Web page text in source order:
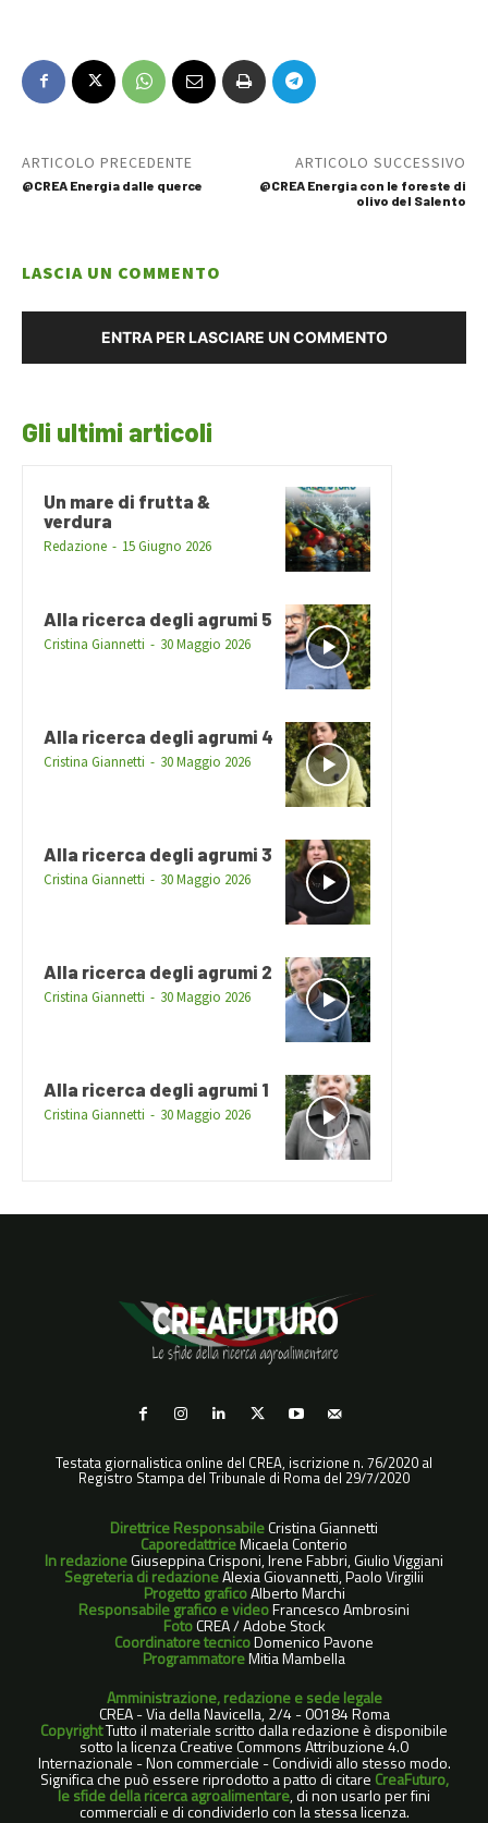
ARTICOLO PRECEDENTE
@CREA Energia dalle querce
ARTICOLO SUCCESSIVO
@CREA Energia con le foreste di
olivo del Salento
LASCIA UN COMMENTO
ENTRA PER LASCIARE UN COMMENTO
Gli ultimi articoli
Un mare di frutta &
verdura
Redazione - 15 Giugno 2026
Alla ricerca degli agrumi 5
Cristina Giannetti - 30 Maggio 2026
Alla ricerca degli agrumi 4
Cristina Giannetti - 30 Maggio 2026
Alla ricerca degli agrumi 3
Cristina Giannetti - 30 Maggio 2026
Alla ricerca degli agrumi 2
Cristina Giannetti - 30 Maggio 2026
Alla ricerca degli agrumi 1
Cristina Giannetti - 30 Maggio 2026
Testata giornalistica online del CREA, iscrizione n. 76/2020 al
Registro Stampa del Tribunale di Roma del 29/7/2020
Direttrice ResponsabileCristina Giannetti
CaporedattriceMicaela Conterio
In redazioneGiuseppina Crisponi, Irene Fabbri, Giulio Viggiani
Segreteria di redazioneAlexia Giovannetti, Paolo Virgilii
Progetto graficoAlberto Marchi
Responsabile grafico e videoFrancesco Ambrosini
FotoCREA / Adobe Stock
Coordinatore tecnicoDomenico Pavone
ProgrammatoreMitia Mambella
Amministrazione, redazione e sede legale
CREA - Via della Navicella, 2/4 - 00184 Roma
CopyrightTutto il materiale scritto dalla redazione è disponibile
sotto la licenza Creative Commons Attribuzione 4.0
Internazionale - Non commerciale - Condividi allo stesso modo.
Significa che può essere riprodotto a patto di citare CreaFuturo,
le sfide della ricerca agroalimentare, di non usarlo per fini
commerciali e di condividerlo con la stessa licenza.